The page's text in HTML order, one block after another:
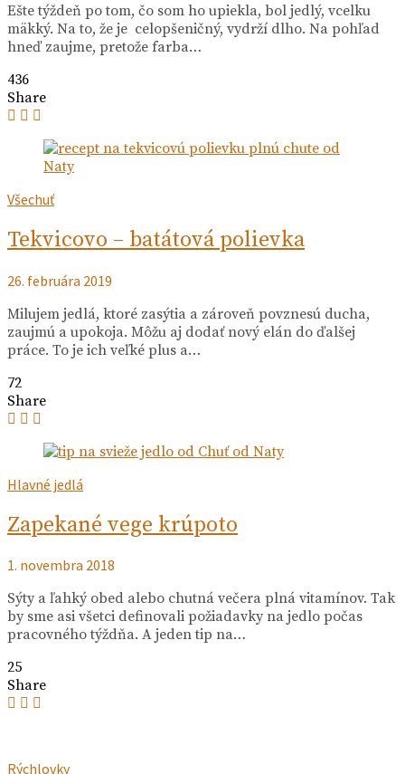
Ešte týždeň po tom, čo som ho upiekla, bol jedlý, vcelku
mäkký. Na to, že je celopšeničný, vydrží dlho. Na pohľad
hneď zaujme, pretože farba…
436
Share
Všechuť
Tekvicovo – batátová polievka
26. februára 2019
Milujem jedlá, ktoré zasýtia a zároveň povznesú ducha,
zaujmú a upokoja. Môžu aj dodať nový elán do ďalšej
práce. To je ich veľké plus a…
72
Share
Hlavné jedlá
Zapekané vege krúpoto
1. novembra 2018
Sýty a ľahký obed alebo chutná večera plná vitamínov. Tak
by sme asi všetci definovali požiadavky na jedlo počas
pracovného týždňa. A jeden tip na…
25
Share
Rýchlovky